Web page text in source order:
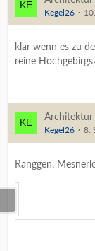
Kegel26
klar wenn es zu
reine
Architektur
Kegel26 8.
Ranggen,